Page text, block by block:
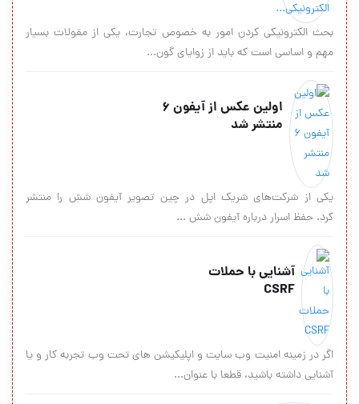
بحث الکترونیکى کردن امور به خصوص تجارت، یکى از مقولات بسیار
مهم و اساسى است که باید از زوایاى گون...
اولین عکس از آیفون 6
منتشر شد
یکی از شرکت‌های شریک اپل در چین تصویر آیفون شش را منتشر
کرد. حفظ اسرار درباره آیفون شش ...
آشنایی با حملات
CSRF
اگر در زمینه امنیت وب سایت و اپلیکیشن های تحت وب تجربه کار و یا
آشنایی داشته باشید، قطعا با عنوان...